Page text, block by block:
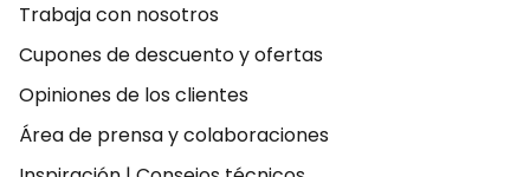
Trabaja con nosotros
Cupones de descuento y ofertas
Opiniones de los clientes
Área de prensa y colaboraciones